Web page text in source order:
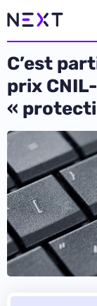
C’est
prix
«